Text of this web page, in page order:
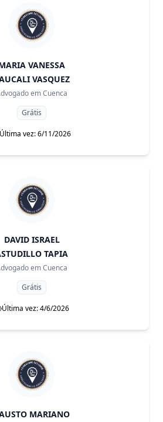
VANESSA
VASQUEZ
emCuenca
Grátis
Última vez: 6/11/2026
DAVID ISRAEL
TAPIA
emCuenca
Grátis
Última vez: 4/6/2026
MARIANO